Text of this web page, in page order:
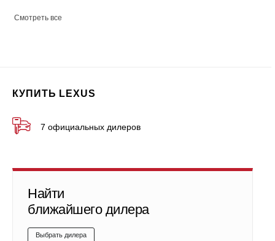
Смотреть все
КУПИТЬ LEXUS
7 официальных дилеров
Найти
ближайшего дилера
Выбрать дилера